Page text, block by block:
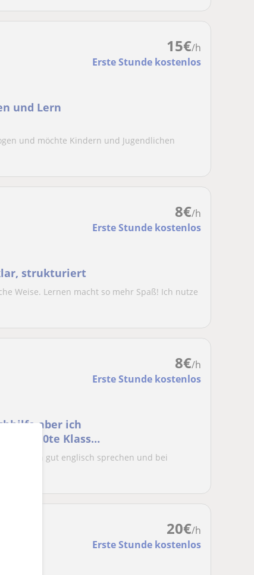
15€/h
Erste Stunde kostenlos
und Lern
und möchte Kindern und Jugendlichen
8€/h
Erste Stunde kostenlos
strukturiert
Weise. Lernen macht so mehr Spaß! Ich nutze
8€/h
Erste Stunde kostenlos
aber ich
1-10te Klasse
und kann gut englisch sprechen und bei
20€/h
Erste Stunde kostenlos